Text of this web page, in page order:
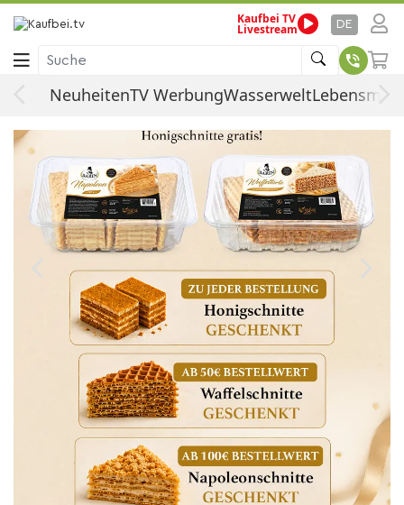
Kaufbei TV
Livestream DE
Suche
NeuheitenTV WerbungWasserwelt